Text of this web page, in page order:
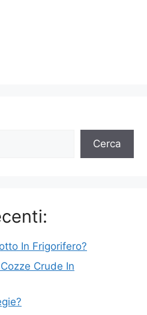
Cerca
In Frigorifero?
Crude In